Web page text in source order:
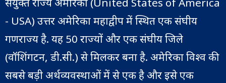
- USA) उत्तर अमेरिका महाद्वीप में स्थित एक संघीय
गणराज्य है. यह 50 राज्यों और एक संघीय जिले
(वॉशिंगटन, डी.सी.) से मिलकर बना है. अमेरिका विश्व की
सबसे बड़ी अर्थव्यवस्थाओं में से एक है और इसे एक